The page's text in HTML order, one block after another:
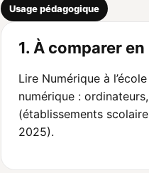
Usage pédagogique
1. À comparer
Lire Numérique à
numérique :
(établissements
2025).